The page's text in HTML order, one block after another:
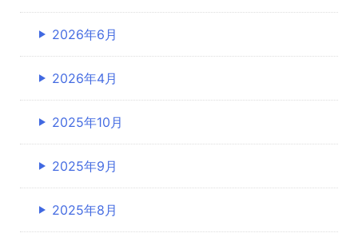
2026年6月
2026年4月
2025年10月
2025年9月
2025年8月